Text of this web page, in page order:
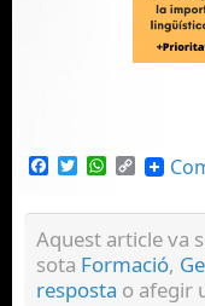
Facebook
TwitterWhatsApp
Copy
Link
Aquest article va
sota Formació,
resposta o afegir